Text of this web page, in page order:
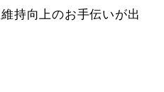
持向上のお手伝いが出